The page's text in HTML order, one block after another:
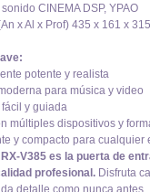
CINEMA DSP, YPAO
x Al x Prof) 435 x 161 x
potente y realista
para música y video
y guiada
múltiples dispositivos y
y compacto para cualquier
V385 es la puerta de
profesional. Disfruta
detalle como nunca antes.